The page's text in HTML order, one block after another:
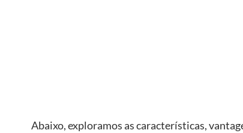
Abaixo, exploramos as características,